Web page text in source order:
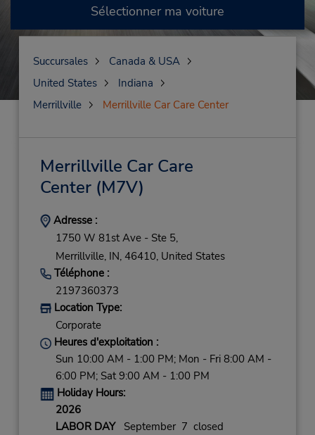
Sélectionner ma voiture
Succursales
Canada & USA
United States
Indiana
Merrillville
Merrillville Car Care Center
Merrillville Car Care
Center(M7V)
Adresse :
1750 W 81st Ave - Ste 5,
Merrillville, IN, 46410, United States
Téléphone :
2197360373
Location Type:
Corporate
Heures d'exploitation :
Sun 10:00 AM - 1:00 PM; Mon - Fri 8:00 AM -
6:00 PM; Sat 9:00 AM - 1:00 PM
Holiday Hours:
2026
LABOR DAYSeptember 7 closed